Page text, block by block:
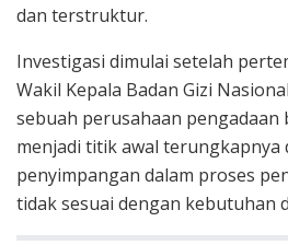
dan terstruktur.
Investigasi dimulai setelah
Wakil Kepala Badan Gizi
sebuah perusahaan pengadaan
menjadi titik awal terungkapnya
penyimpangan dalam proses
tidak sesuai dengan kebutuhan